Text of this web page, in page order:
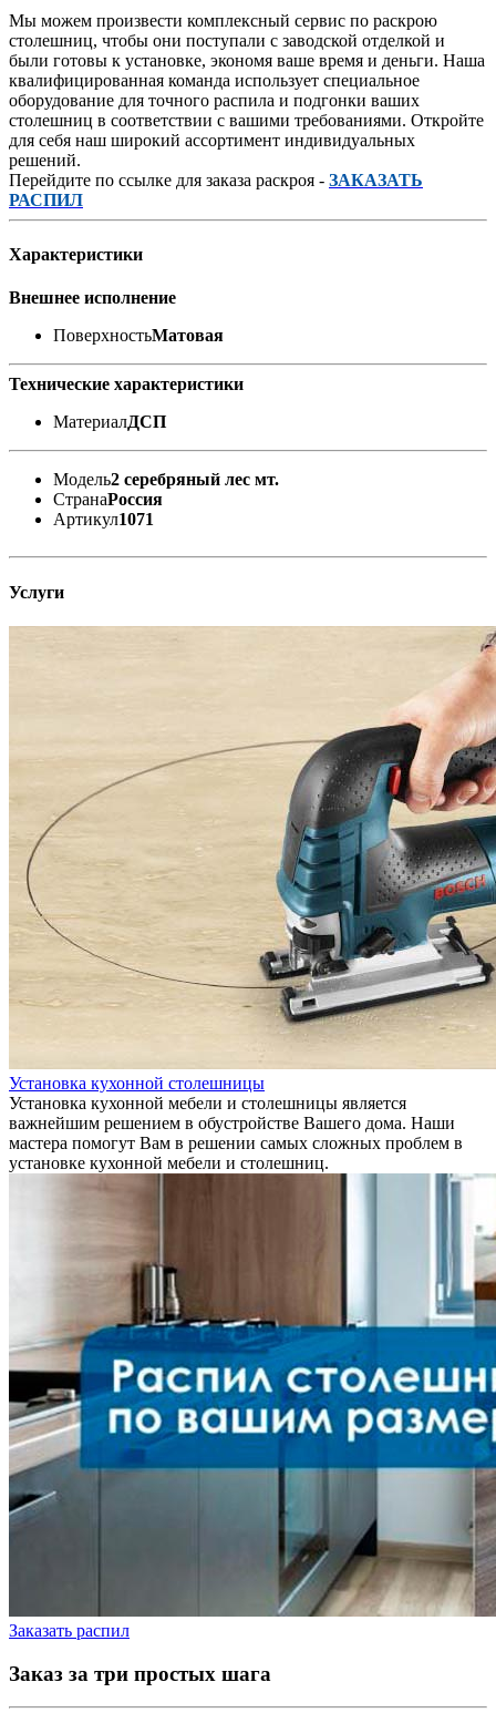
Мы можем произвести комплексный сервис по раскрою
столешниц, чтобы они поступали с заводской отделкой и
были готовы к установке, экономя ваше время и деньги. Наша
квалифицированная команда использует специальное
оборудование для точного распила и подгонки ваших
столешниц в соответствии с вашими требованиями. Откройте
для себя наш широкий ассортимент индивидуальных
решений.
Перейдите по ссылке для заказа раскроя - ЗАКАЗАТЬ
РАСПИЛ
Характеристики
Внешнее исполнение
ПоверхностьМатовая
Технические характеристики
МатериалДСП
Модель2 серебряный лес мт.
СтранаРоссия
Артикул1071
Услуги
Установка кухонной столешницы
Установка кухонной мебели и столешницы является
важнейшим решением в обустройстве Вашего дома. Наши
мастера помогут Вам в решении самых сложных проблем в
установке кухонной мебели и столешниц.
Заказать распил
Заказ за три простых шага